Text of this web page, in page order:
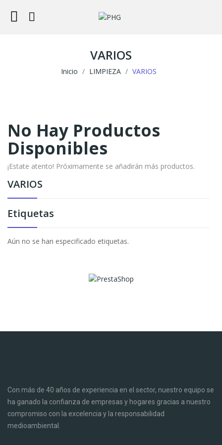
VARIOS
Inicio LIMPIEZA VARIOS
VARIOS
Etiquetas
Aún no se han especificado etiquetas.
No Hay Productos
Disponibles
¡Estate atento! Próximamente se añadirán más productos.
Con más de 40 años de experiencia en el sector, nuestro equipo se
ha ganado la confianza de empresas y hogares gracias a nuestro
compromiso con la excelencia y la responsabilidad
medioambiental.